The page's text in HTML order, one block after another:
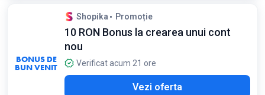
BONUS DE
BUN VENIT
Shopika Promoție
10 RON Bonus la crearea unui cont
nou
Verificat acum 21 ore
Vezi oferta